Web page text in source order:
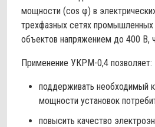
мощности (cos φ) в
трехфазных сетях промышленных
объектов напряжением до 400 В,
Применение УКРМ-0,4 позволяет:
поддерживать необходимый
мощности установок
повысить качество